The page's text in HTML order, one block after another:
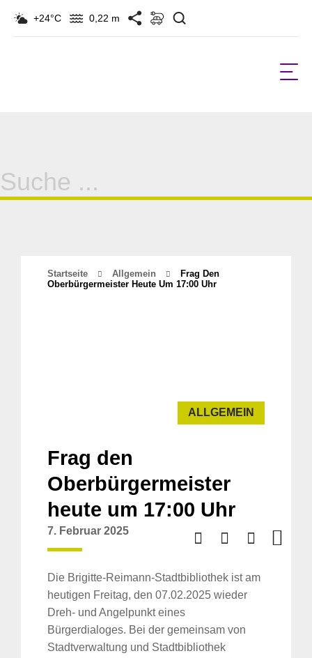
+24°C 0,22 m
Suche
für:
Startseite Allgemein
Frag Den
Oberbürgermeister Heute Um 17:00 Uhr
ALLGEMEIN
Frag den
Oberbürgermeister
heute um 17:00 Uhr
7. Februar 2025
Die Brigitte-Reimann-Stadtbibliothek ist am
heutigen Freitag, den 07.02.2025 wieder
Dreh- und Angelpunkt eines
Bürgerdialoges. Bei der gemeinsam von
Stadtverwaltung und Stadtbibliothek